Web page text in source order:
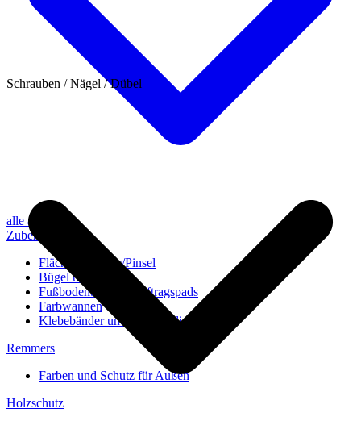
alle anzeigen
Zubehör
Flächenstreicher/Pinsel
Bügel und Rollen
Fußbodenbürsten/Auftragspads
Farbwannen
Klebebänder und Abdeckvlies
Remmers
Farben und Schutz für Außen
Holzschutz
Schrauben / Nägel / Dübel